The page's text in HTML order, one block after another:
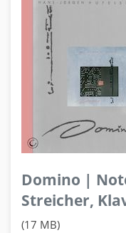
Domino |
Streicher,
(17 MB)